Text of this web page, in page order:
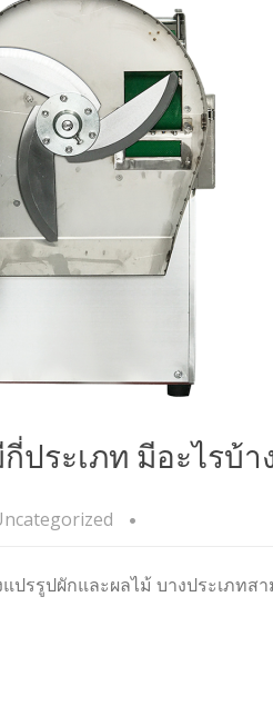
ประเภท มีอะไรบ้า
ปรรูปผักและผลไม้ บางประเภท